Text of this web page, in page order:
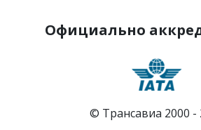
Официально
© Трансавиа 2000 -